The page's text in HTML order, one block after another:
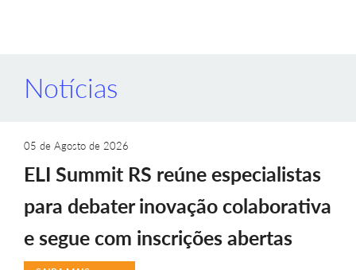
Notícias
05 de Agosto de 2026
ELI Summit RS reúne especialistas
para debater inovação colaborativa
e segue com inscrições abertas